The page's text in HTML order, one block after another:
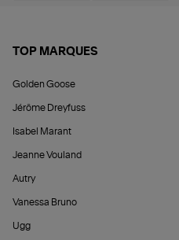
TOP MARQUES
Golden Goose
Jérôme Dreyfuss
Isabel Marant
Jeanne Vouland
Autry
Vanessa Bruno
Ugg